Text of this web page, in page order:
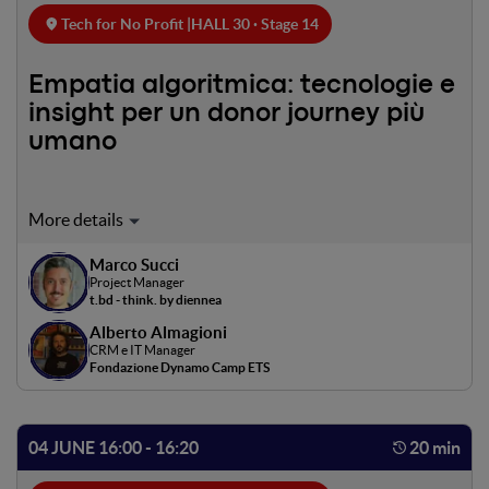
Tech for No Profit | HALL 30 · Stage 14
Empatia algoritmica: tecnologie e
insight per un donor journey più
umano
Cosa succede quando ascolti davvero i tuoi donatori? Con
che unisce analisi RFM, automatismi di donor care, survey
e sentiment analysis AI. Obiettivo: costruire una relazione
più profonda e autentica, grazie a dati e tecnologie capaci
di generare insight azionabili.
Marco Succi
Project Manager
t.bd - think. by diennea
Alberto Almagioni
CRM e IT Manager
Fondazione Dynamo Camp ETS
04 JUNE 16:00 - 16:20 20 min